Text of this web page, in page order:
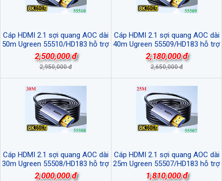
Cáp HDMI 2.1 sợi quang AOC dài
50m Ugreen 55510/HD183 hỗ trợ
8K@60Hz cao cấp
2,500,000 đ
2,950,000 đ
Cáp HDMI 2.1 sợi quang AOC dài
40m Ugreen 55509/HD183 hỗ trợ
8K@60Hz cao cấp
2,180,000 đ
2,650,000 đ
Cáp HDMI 2.1 sợi quang AOC dài
30m Ugreen 55508/HD183 hỗ trợ
8K@60Hz cao cấp
2,000,000 đ
Cáp HDMI 2.1 sợi quang AOC dài
25m Ugreen 55507/HD183 hỗ trợ
8K@60Hz cao cấp
1,810,000 đ